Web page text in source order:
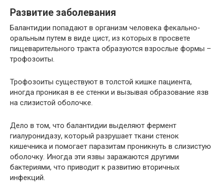
Развитие заболевания
Балантидии попадают в организм человека фекально-
оральным путем в виде цист, из которых в просвете
пищеварительного тракта образуются взрослые формы –
трофозоиты.
Трофозоиты существуют в толстой кишке пациента,
иногда проникая в ее стенки и вызывая образование язв
на слизистой оболочке.
Дело в том, что балантидии выделяют фермент
гиалуронидазу, который разрушает ткани стенок
кишечника и помогает паразитам проникнуть в слизистую
оболочку. Иногда эти язвы заражаются другими
бактериями, что приводит к развитию вторичных
инфекций.